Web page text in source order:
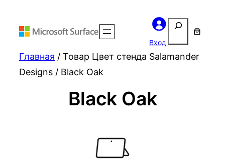
Вход
Поиск
Главная / Товар Цвет стенда Salamander
Designs / Black Oak
Black Oak